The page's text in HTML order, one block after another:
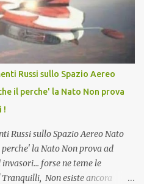
Russi sullo Spazio Aereo
il perche' la Nato Non prova
!
Russi sullo Spazio Aereo Nato
la Nato Non prova ad
forse ne teme le
Non esiste ancora